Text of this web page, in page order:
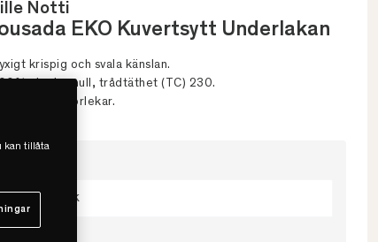
Notti
EKO Kuvertsytt Underlakan
krispig och svala känslan.
eko bomull, trådtäthet (TC) 230.
i flera storlekar.
Välj storlek
kan tillåta